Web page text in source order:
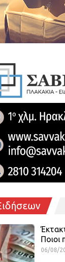
Ποιοι
06/08/